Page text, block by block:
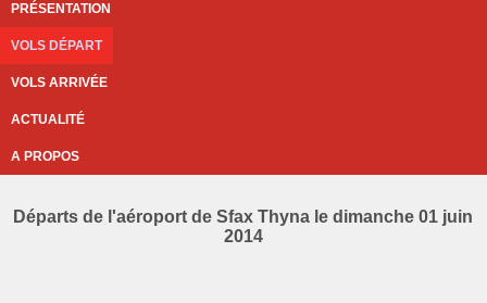
PRÉSENTATION
VOLS DÉPART
VOLS ARRIVÉE
ACTUALITÉ
A PROPOS
Départs de l'aéroport de Sfax Thyna le dimanche 01 juin
2014